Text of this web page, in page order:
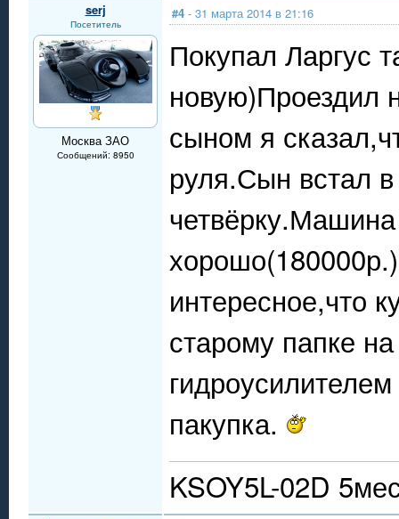
serj
Посетитель
Москва ЗАО
Сообщений: 8950
#4 - 31 марта 2014 в 21:16
Покупал Ларгус
новую)Проездил
сыном я
руля.Сын встал
интересное,что
старому папке
пакупка.
KSOY5L-02D